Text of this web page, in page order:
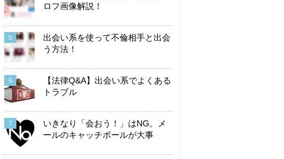
ロフ画像解説！
5
出会い系を使って不倫相手と出会
う方法！
6
【法律Q&A】出会い系でよくある
トラブル
7
いきなり「会おう！」はNG。メ
ールのキャッチボールが大事